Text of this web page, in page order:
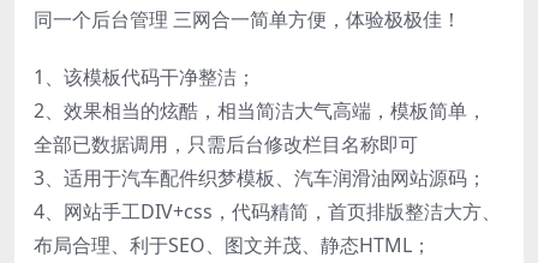
同一个后台管理 三网合一简单方便，体验极极佳！
1、该模板代码干净整洁；
2、效果相当的炫酷，相当简洁大气高端，模板简单，
全部已数据调用，只需后台修改栏目名称即可
3、适用于汽车配件织梦模板、汽车润滑油网站源码；
4、网站手工DIV+css，代码精简，首页排版整洁大方、
布局合理、利于SEO、图文并茂、静态HTML；